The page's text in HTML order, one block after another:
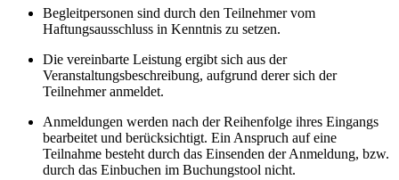
Begleitpersonen sind durch den Teilnehmer vom
Haftungsausschluss in Kenntnis zu setzen.
Die vereinbarte Leistung ergibt sich aus der
Veranstaltungsbeschreibung, aufgrund derer sich der
Teilnehmer anmeldet.
Anmeldungen werden nach der Reihenfolge ihres Eingangs
bearbeitet und berücksichtigt. Ein Anspruch auf eine
Teilnahme besteht durch das Einsenden der Anmeldung, bzw.
durch das Einbuchen im Buchungstool nicht.